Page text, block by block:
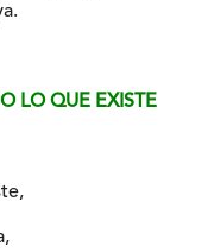
LO QUE EXISTE